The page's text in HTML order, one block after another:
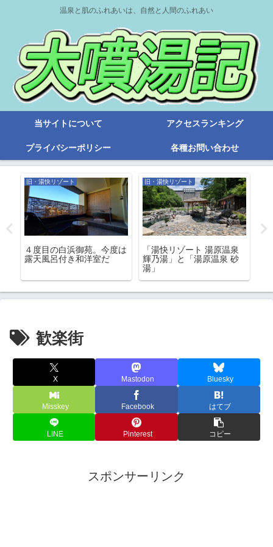
温泉と肌のふれあいは、自然と人間のふれあい
当サイトについて アクセスランキング
プライバシーポリシー 各種お問い合わせ
旧・湯快リゾート
４度目の白浜御苑。今度は
露天風呂付き和洋室だ
旧・湯快リゾート
「湯快リゾート 湯原温泉
輝乃湯」と「湯原温泉 砂
湯」
歓楽街
X Mastodon Bluesky
Misskey Facebook はてブ
LINE Pinterest コピー
スポンサーリンク